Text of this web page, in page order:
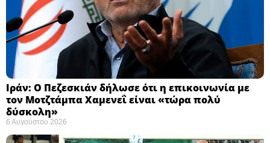
Ιράν: Ο Πεζεσκιάν δήλωσε ότι η επικοινωνία με
τον Μοτζτάμπα Χαμενεΐ είναι «τώρα πολύ
δύσκολη» ​
6 Αυγούστου 2026